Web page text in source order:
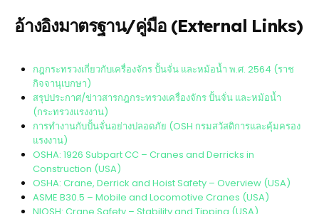
อ้างอิงมาตรฐาน/คู่มือ (External Links)
กฎกระทรวงเกี่ยวกับเครื่องจักร ปั้นจั่น และหม้อน้ำ พ.ศ. 2564 (ราช
กิจจานุเบกษา)
สรุปประกาศ/ข่าวสารกฎกระทรวงเครื่องจักร ปั้นจั่น และหม้อน้ำ
(กระทรวงแรงงาน)
การทำงานกับปั้นจั่นอย่างปลอดภัย (OSH กรมสวัสดิการและคุ้มครอง
แรงงาน)
OSHA: 1926 Subpart CC – Cranes and Derricks in
Construction (USA)
OSHA: Crane, Derrick and Hoist Safety – Overview (USA)
ASME B30.5 – Mobile and Locomotive Cranes (USA)